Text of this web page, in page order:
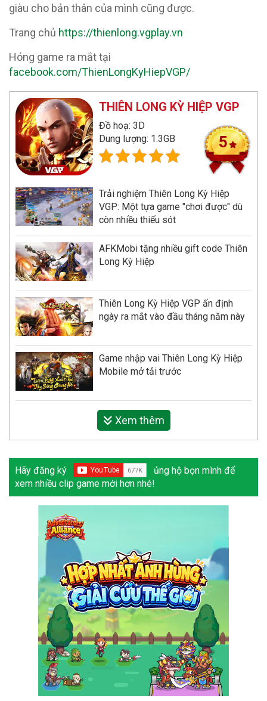
giàu cho bản thân của mình cũng được.
Trang chủ https://thienlong.vgplay.vn
Hóng game ra mắt tại
facebook.com/ThienLongKyHiepVGP/
THIÊN LONG KỲ HIỆP VGP
Đồ hoạ: 3D
Dung lượng: 1.3GB
5
Trải nghiệm Thiên Long Kỳ Hiệp
VGP: Một tựa game "chơi được" dù
còn nhiều thiếu sót
AFKMobi tặng nhiều gift code Thiên
Long Kỳ Hiệp
Thiên Long Kỳ Hiệp VGP ấn định
ngày ra mắt vào đầu tháng năm này
Game nhập vai Thiên Long Kỳ Hiệp
Mobile mở tải trước
Xem thêm
Hãy đăng ký
ủng hộ bọn mình để
xem nhiều clip game mới hơn nhé!